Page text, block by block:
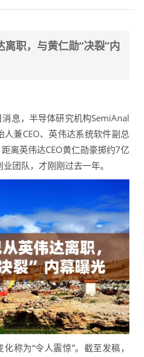
职，与黄仁勋“决裂”内
息，半导体研究机构SemiAnal
兼CEO、英伟达系统软件副总
离英伟达CEO黄仁勋豪掷约7亿
团队，才刚刚过去一年。
为“令人震惊”。截至发稿，